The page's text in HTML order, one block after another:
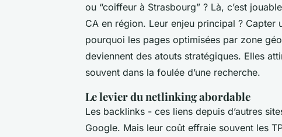
ou “coiffeur à Strasbourg” ? Là, c’est
CA en région. Leur enjeu principal ? Capter
pourquoi les pages optimisées par zone
deviennent des atouts stratégiques. Elles
souvent dans la foulée d’une recherche.
Le levier du netlinking abordable
Les backlinks - ces liens depuis d’autres
Google. Mais leur coût effraie souvent les